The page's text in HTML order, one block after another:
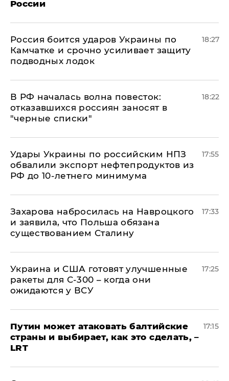
России
Россия боится ударов Украины по
Камчатке и срочно усиливает защиту
подводных лодок
18:27
​В РФ началась волна повесток:
отказавшихся россиян заносят в
"черные списки"
18:22
Удары Украины по российским НПЗ
обвалили экспорт нефтепродуктов из
РФ до 10-летнего минимума
17:55
​Захарова набросилась на Навроцкого
и заявила, что Польша обязана
существованием Сталину
17:33
Украина и США готовят улучшенные
ракеты для С-300 – когда они
ожидаются у ВСУ
17:25
Путин может атаковать балтийские
страны и выбирает, как это сделать, –
LRT
17:15